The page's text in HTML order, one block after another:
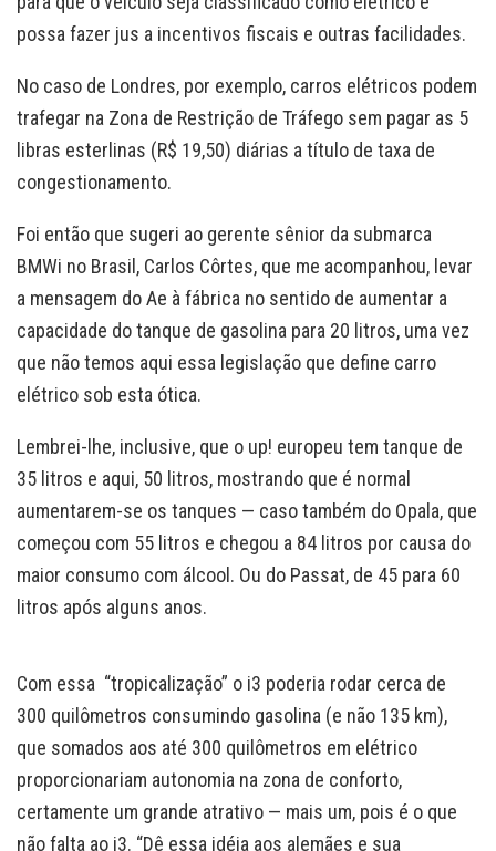
possa fazer jus a incentivos fiscais e outras facilidades.
No caso de Londres, por exemplo, carros elétricos podem
trafegar na Zona de Restrição de Tráfego sem pagar as 5
libras esterlinas (R$ 19,50) diárias a título de taxa de
congestionamento.
Foi então que sugeri ao gerente sênior da submarca
BMWi no Brasil, Carlos Côrtes, que me acompanhou, levar
a mensagem do Ae à fábrica no sentido de aumentar a
capacidade do tanque de gasolina para 20 litros, uma vez
que não temos aqui essa legislação que define carro
elétrico sob esta ótica.
Lembrei-lhe, inclusive, que o up! europeu tem tanque de
35 litros e aqui, 50 litros, mostrando que é normal
aumentarem-se os tanques — caso também do Opala, que
começou com 55 litros e chegou a 84 litros por causa do
maior consumo com álcool. Ou do Passat, de 45 para 60
litros após alguns anos.
Com essa “tropicalização” o i3 poderia rodar cerca de
300 quilômetros consumindo gasolina (e não 135 km),
que somados aos até 300 quilômetros em elétrico
proporcionariam autonomia na zona de conforto,
certamente um grande atrativo — mais um, pois é o que
não falta ao i3. “Dê essa idéia aos alemães e sua